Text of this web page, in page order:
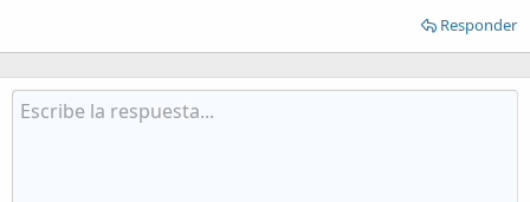
Responder